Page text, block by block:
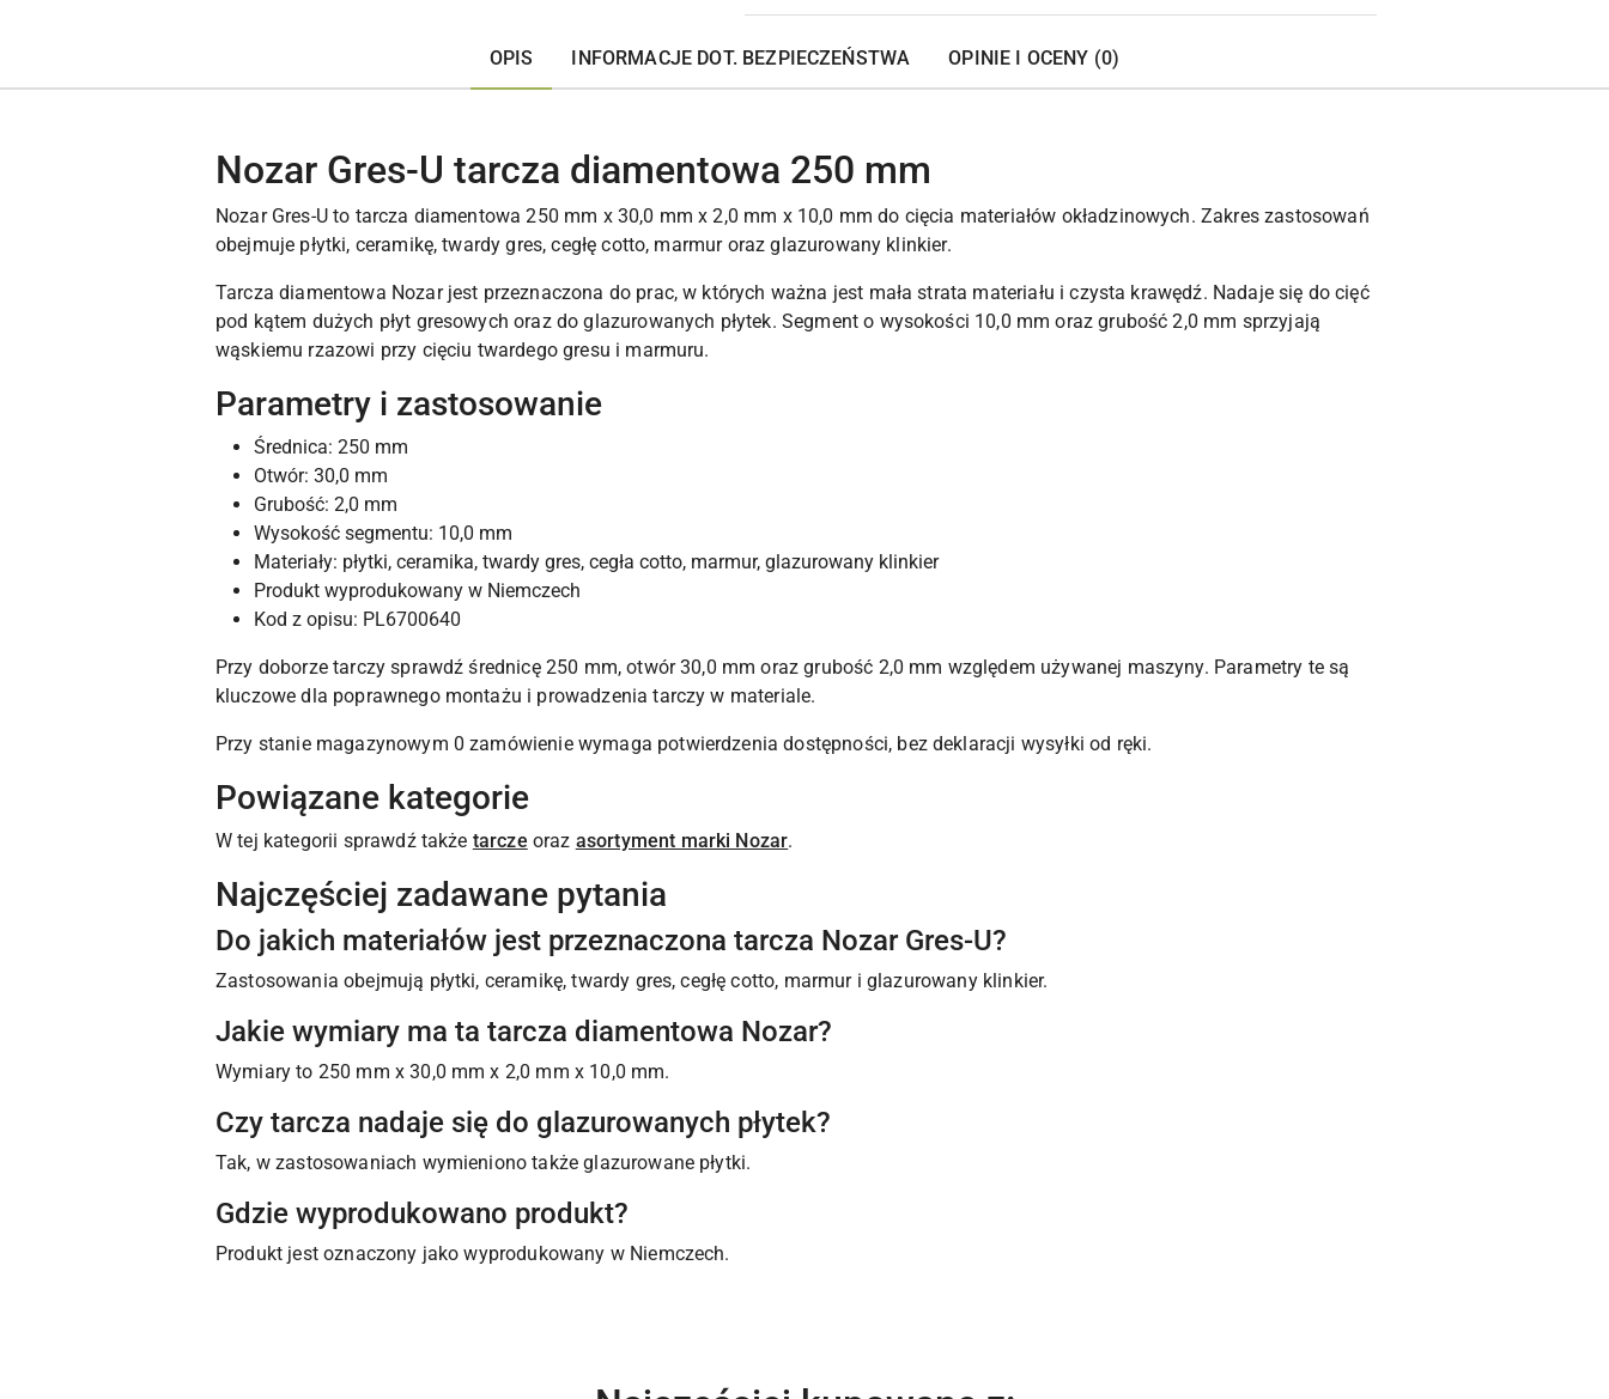
OPIS INFORMACJE DOT. BEZPIECZEŃSTWA OPINIE I OCENY (0)
Nozar Gres-U tarcza diamentowa 250 mm
Nozar Gres-U to tarcza diamentowa 250 mm x 30,0 mm x 2,0 mm x 10,0 mm do cięcia materiałów okładzinowych. Zakres zastosowań
obejmuje płytki, ceramikę, twardy gres, cegłę cotto, marmur oraz glazurowany klinkier.
Tarcza diamentowa Nozar jest przeznaczona do prac, w których ważna jest mała strata materiału i czysta krawędź. Nadaje się do cięć
pod kątem dużych płyt gresowych oraz do glazurowanych płytek. Segment o wysokości 10,0 mm oraz grubość 2,0 mm sprzyjają
wąskiemu rzazowi przy cięciu twardego gresu i marmuru.
Parametry i zastosowanie
Średnica: 250 mm
Otwór: 30,0 mm
Grubość: 2,0 mm
Wysokość segmentu: 10,0 mm
Materiały: płytki, ceramika, twardy gres, cegła cotto, marmur, glazurowany klinkier
Produkt wyprodukowany w Niemczech
Kod z opisu: PL6700640
Przy doborze tarczy sprawdź średnicę 250 mm, otwór 30,0 mm oraz grubość 2,0 mm względem używanej maszyny. Parametry te są
kluczowe dla poprawnego montażu i prowadzenia tarczy w materiale.
Przy stanie magazynowym 0 zamówienie wymaga potwierdzenia dostępności, bez deklaracji wysyłki od ręki.
Powiązane kategorie
W tej kategorii sprawdź także tarcze oraz asortyment marki Nozar.
Najczęściej zadawane pytania
Do jakich materiałów jest przeznaczona tarcza Nozar Gres-U?
Zastosowania obejmują płytki, ceramikę, twardy gres, cegłę cotto, marmur i glazurowany klinkier.
Jakie wymiary ma ta tarcza diamentowa Nozar?
Wymiary to 250 mm x 30,0 mm x 2,0 mm x 10,0 mm.
Czy tarcza nadaje się do glazurowanych płytek?
Tak, w zastosowaniach wymieniono także glazurowane płytki.
Gdzie wyprodukowano produkt?
Produkt jest oznaczony jako wyprodukowany w Niemczech.